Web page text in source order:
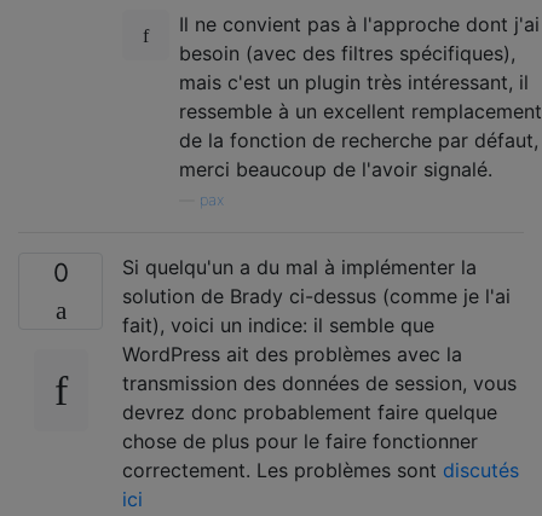
Il ne convient pas à l'approche dont j'ai
besoin (avec des filtres spécifiques),
mais c'est un plugin très intéressant, il
ressemble à un excellent remplacement
de la fonction de recherche par défaut,
merci beaucoup de l'avoir signalé.
pax
0
Si quelqu'un a du mal à implémenter la
solution de Brady ci-dessus (comme je l'ai
fait), voici un indice: il semble que
WordPress ait des problèmes avec la
transmission des données de session, vous
devrez donc probablement faire quelque
chose de plus pour le faire fonctionner
correctement. Les problèmes sont discutés
ici